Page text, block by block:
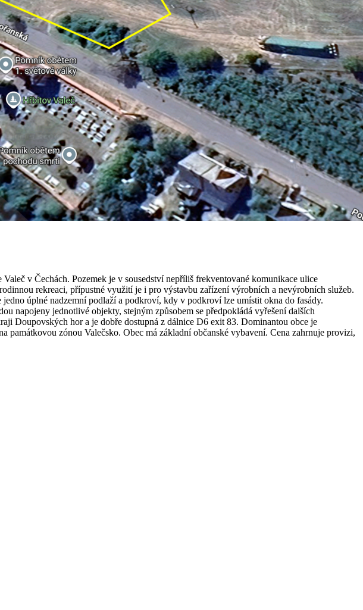
v Čechách. Pozemek je v sousedství nepříliš frekventované komunikace ulice
rekreaci, přípustné využití je i pro výstavbu zařízení výrobních a nevýrobních služeb.
úplné nadzemní podlaží a podkroví, kdy v podkroví lze umístit okna do fasády.
napojeny jednotlivé objekty, stejným způsobem se předpokládá vyřešení dalších
Doupovských hor a je dobře dostupná z dálnice D6 exit 83. Dominantou obce je
zónou Valečsko. Obec má základní občanské vybavení. Cena zahrnuje provizi,